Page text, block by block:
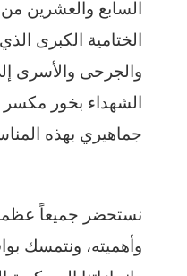
السابع والعشرين
الختامية الكبرى
والجرحى والأسرى
الشهداء بخور
جماهيري بهذه
نستحضر جميعاً عظمة
وأهميته، ونتمسك